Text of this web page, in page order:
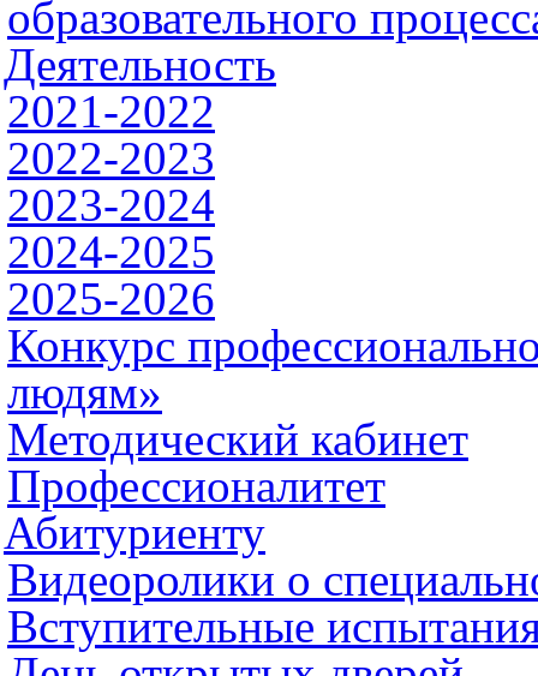
образовательного
Деятельность
2021-2022
2022-2023
2023-2024
2024-2025
2025-2026
Конкурс
людям»
Методический кабинет
Профессионалитет
Абитуриенту
Видеоролики о
Вступительные